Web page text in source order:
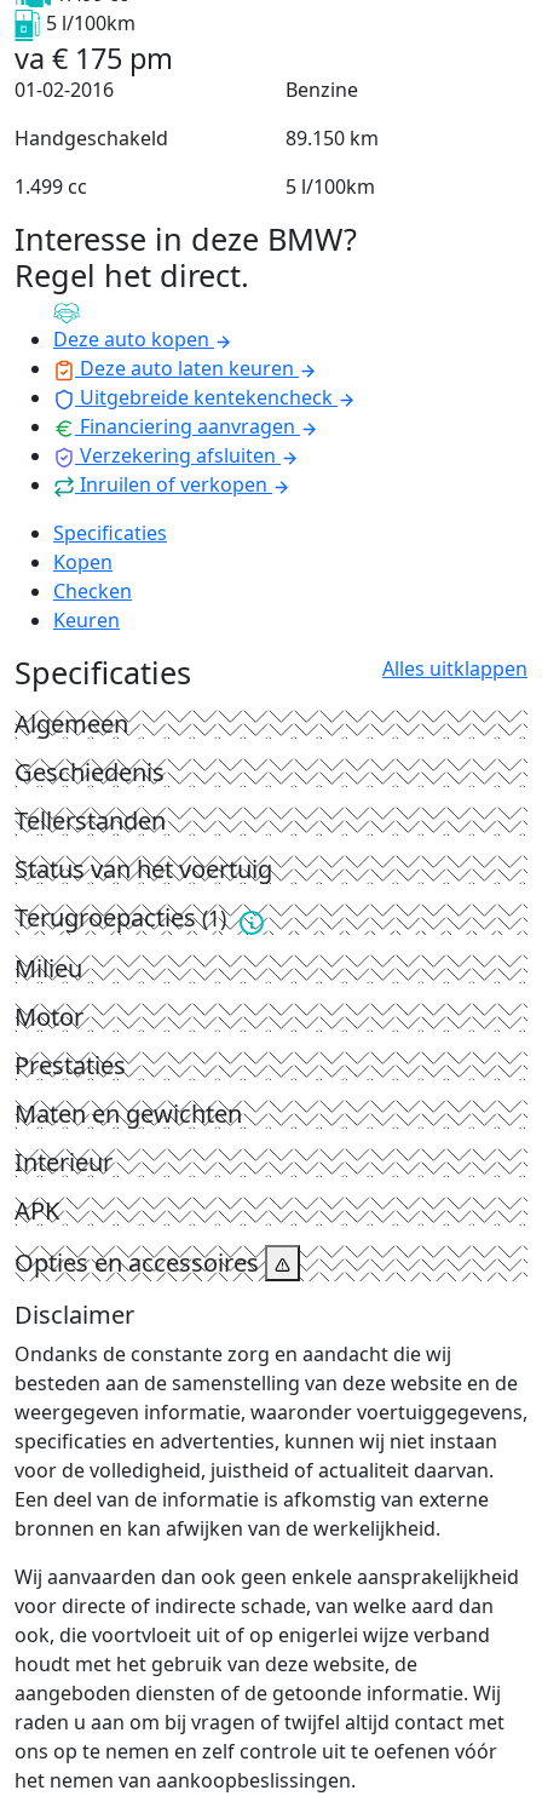
5 l/100km
va € 175 pm
01-02-2016
Benzine
Handgeschakeld
89.150 km
1.499 cc
5 l/100km
Interesse in deze BMW?
Regel het direct.
Deze auto kopen
Deze auto laten keuren
Uitgebreide kentekencheck
Financiering aanvragen
Verzekering afsluiten
Inruilen of verkopen
Specificaties
Kopen
Checken
Keuren
Specificaties Alles uitklappen
Algemeen
Geschiedenis
Tellerstanden
Status van het voertuig
Terugroepacties(1)
Milieu
Motor
Prestaties
Maten en gewichten
Interieur
APK
Opties en accessoires
Disclaimer
Ondanks de constante zorg en aandacht die wij
besteden aan de samenstelling van deze website en de
weergegeven informatie, waaronder voertuiggegevens,
specificaties en advertenties, kunnen wij niet instaan
voor de volledigheid, juistheid of actualiteit daarvan.
Een deel van de informatie is afkomstig van externe
bronnen en kan afwijken van de werkelijkheid.
Wij aanvaarden dan ook geen enkele aansprakelijkheid
voor directe of indirecte schade, van welke aard dan
ook, die voortvloeit uit of op enigerlei wijze verband
houdt met het gebruik van deze website, de
aangeboden diensten of de getoonde informatie. Wij
raden u aan om bij vragen of twijfel altijd contact met
ons op te nemen en zelf controle uit te oefenen vóór
het nemen van aankoopbeslissingen.